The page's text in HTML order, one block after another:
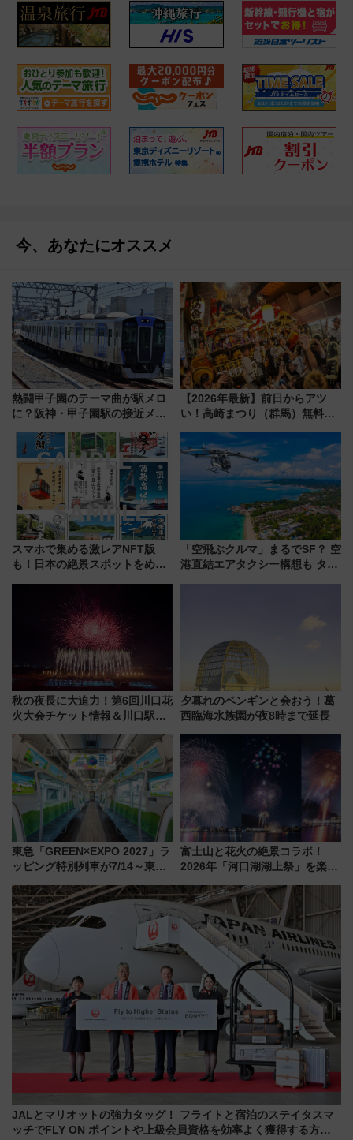
今、あなたにオススメ
熱闘甲子園のテーマ曲が駅メロ
に？阪神・甲子園駅の接近メロ
谷実アレンジの特別仕様へ、8月
5日始発から
【2026年最新】前日からアツ
い！高崎まつり（群馬）無料観
しまで
スマホで集める激レアNFT版
も！日本の絶景スポットをめぐ
ん)」企画がスタート
「空飛ぶクルマ」まるでSF？ 空
港直結エアタクシー構想も タイ
秋の夜長に大迫力！第6回川口花
火大会チケット情報＆川口駅か
夕暮れのペンギンと会おう！葛
西臨海水族園が夜8時まで延長
東急「GREEN×EXPO 2027」ラ
ッピング特別列車が7/14～東
ー！ 注目の編成やデザインまと
め
富士山と花火の絶景コラボ！
2026年「河口湖湖上祭」を楽し
ススメ
JALとマリオットの強力タッグ！ フライトと宿泊のステイタスマ
ッチでFLY ON ポイントや上級会員資格を効率よく獲得する方法